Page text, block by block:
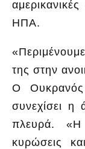
ΗΠΑ.
της στην
Ο
συνεχίσει
πλευρά. «Η
κυρώσεις